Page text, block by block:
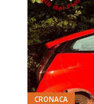
CRONACA